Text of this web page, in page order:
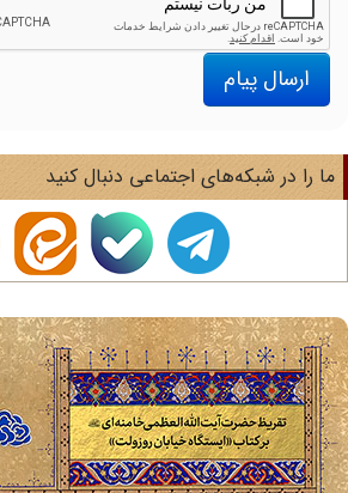
ارسال پیام
را در شبکه‌های اجتماعی دنبال کنید